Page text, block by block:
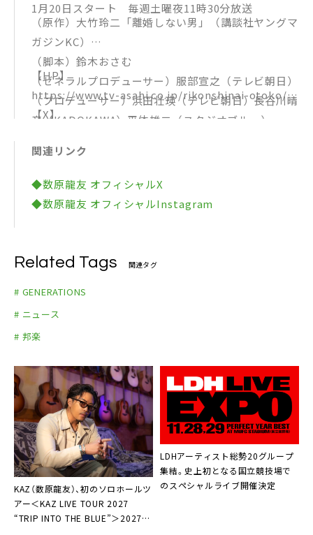
1月20日スタート 毎週土曜夜11時30分放送
（原作）大竹玲二「離婚しない男」（講談社ヤングマ
ガジンKC）
（脚本）鈴木おさむ
（ゼネラルプロデューサー）服部宣之（テレビ朝日）
（プロデューサー）浜田壮瑛（テレビ朝日）長谷川晴
彦（KADOKAWA）平体雄二（スタジオブルー）
日）
（制作協力）スタジオブルー
（制作著作）テレビ朝日
【HP】
https://www.tv-asahi.co.jp/rikonshinai-otoko/
【X】
SRC9W59XErLnqQ（@ rikonshinaiEX）
https://instagram.com/rikonshinaiex?igshid=NG
VhN2U2NjQ0Yg%3D%3D&utm_source=qr
https://www.tiktok.com/@rikonshinaiex?_t=8hj
Pau56ADJ&_r=1（@rikonshinaiex）
関連リンク
◆数原龍友 オフィシャルX
◆数原龍友 オフィシャルInstagram
Related Tags 関連タグ
# GENERATIONS
# ニュース
# 邦楽
KAZ（数原龍友）、初のソロホールツ
アー＜KAZ LIVE TOUR 2027
“TRIP INTO THE BLUE”＞2027年
LDHアーティスト総勢20グループ
集結。史上初となる国立競技場で
のスペシャルライブ開催決定